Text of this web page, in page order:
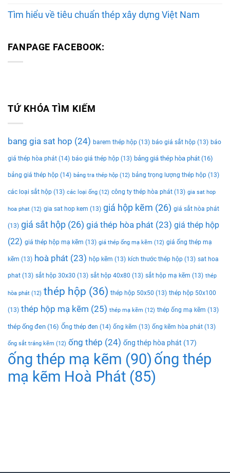
Tìm hiểu về tiêu chuẩn thép xây dựng Việt Nam
FANPAGE FACEBOOK:
TỨ KHÓA TÌM KIẾM
bang gia sat hop (24) barem thép hộp (13) báo giá sắt hộp (13) báo
giá thép hòa phát (14) báo giá thép hộp (13) bảng giá thép hòa phát (16)
bảng giá thép hộp (14) bảng tra thép hộp (12) bảng trọng lượng thép hộp (13)
các loại sắt hộp (13) các loại ống (12) công ty thép hòa phát (13) gia sat hop
hoa phat (12) gia sat hop kem (13) giá hộp kẽm (26) giá sắt hòa phát
(13) giá sắt hộp (26) giá thép hòa phát (23) giá thép hộp
(22) giá thép hộp mạ kẽm (13) giá thép ống mạ kẽm (12) giá ống thép mạ
kẽm (13) hoà phát (23) hộp kẽm (13) kích thước thép hộp (13) sat hoa
phat (13) sắt hộp 30x30 (13) sắt hộp 40x80 (13) sắt hộp mạ kẽm (13) thép
hòa phát (12) thép hộp (36) thép hộp 50x50 (13) thép hộp 50x100
(13) thép hộp mạ kẽm (25) thép mạ kẽm (12) thép ống mạ kẽm (13)
thép ống đen (16) Ống thép đen (14) ống kẽm (13) ống kẽm hòa phát (13)
ống sắt tráng kẽm (12) ống thép (24) ống thép hòa phát (17)
ống thép mạ kẽm (90) ống thép
mạ kẽm Hoà Phát (85)